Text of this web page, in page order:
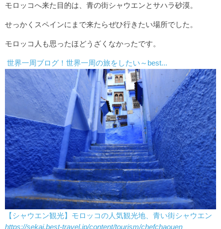
モロッコへ来た目的は、青の街シャウエンとサハラ砂漠。
せっかくスペインにまで来たらぜひ行きたい場所でした。
モロッコ人も思ったほどうざくなかったです。
世界一周ブログ！世界一周の旅をしたい～best...
【シャウエン観光】モロッコの人気観光地、青い街シャウエン
https://sekai.best-travel.jp/content/tourism/chefchaouen